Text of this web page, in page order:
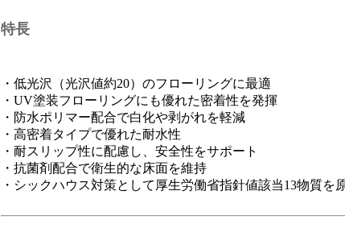
特長
・低光沢（光沢値約20）のフローリングに最適
・UV塗装フローリングにも優れた密着性を発揮
・防水ポリマー配合で白化や剥がれを軽減
・高密着タイプで優れた耐水性
・耐スリップ性に配慮し、安全性をサポート
・抗菌剤配合で衛生的な床面を維持
・シックハウス対策として厚生労働省指針値該当13物質を